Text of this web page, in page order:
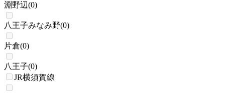
淵野辺(0)
八王子みなみ野(0)
片倉(0)
八王子(0)
JR横須賀線